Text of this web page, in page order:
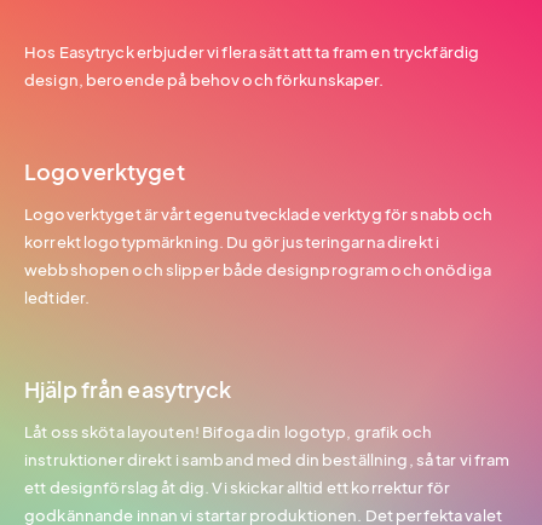
Hos Easytryck erbjuder vi flera sätt att ta fram en tryckfärdig
design, beroende på behov och förkunskaper.
Logoverktyget
Logoverktyget är vårt egenutvecklade verktyg för snabb och
korrekt logotypmärkning. Du gör justeringarna direkt i
webbshopen och slipper både designprogram och onödiga
ledtider.
Hjälp från easytryck
Låt oss sköta layouten! Bifoga din logotyp, grafik och
instruktioner direkt i samband med din beställning, så tar vi fram
ett designförslag åt dig. Vi skickar alltid ett korrektur för
godkännande innan vi startar produktionen. Det perfekta valet